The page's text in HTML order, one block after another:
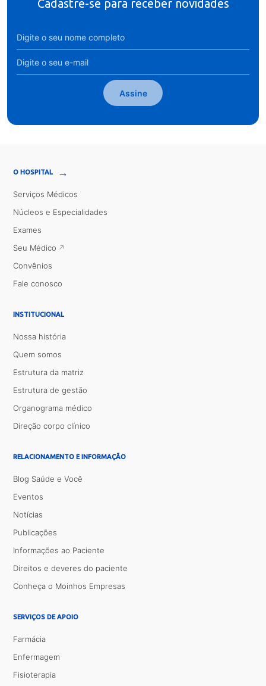
Cadastre-se para receber novidades
Assine
O HOSPITAL →
Serviços Médicos
Núcleos e Especialidades
Exames
Seu Médico
Convênios
Fale conosco
INSTITUCIONAL
Nossa história
Quem somos
Estrutura da matriz
Estrutura de gestão
Organograma médico
Direção corpo clínico
RELACIONAMENTO E INFORMAÇÃO
Blog Saúde e Você
Eventos
Notícias
Publicações
Informações ao Paciente
Direitos e deveres do paciente
Conheça o Moinhos Empresas
SERVIÇOS DE APOIO
Farmácia
Enfermagem
Fisioterapia